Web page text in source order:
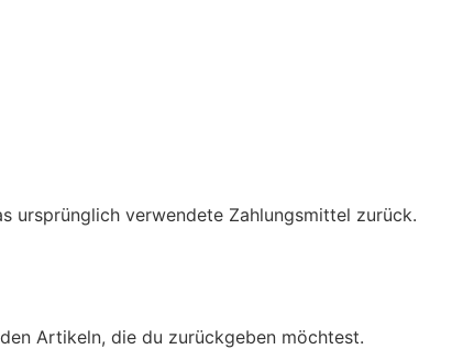
ursprünglich verwendete Zahlungsmittel zurück.
Artikeln, die du zurückgeben möchtest.